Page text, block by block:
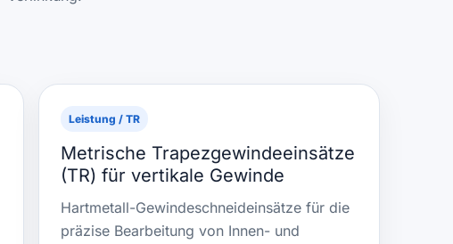
Leistung / TR
Metrische Trapezgewindeeinsätze
(TR) für vertikale Gewinde
Hartmetall-Gewindeschneideinsätze für die
präzise Bearbeitung von Innen- und